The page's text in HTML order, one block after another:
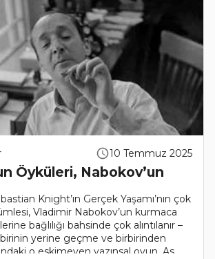
10 Temmuz 2025
Öyküleri, Nabokov’un
Knight’ın Gerçek Yaşamı’nın çok
Vladimir Nabokov’un kurmaca
bağlılığı bahsinde çok alıntılanır –
yerine geçme ve birbirinden
o eskimeyen yazınsal oyun. As..